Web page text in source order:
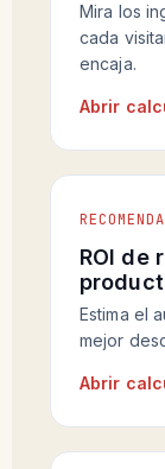
Mira los
cada
encaja.
Abrir
ROI de
Estima el
mejor
Abrir